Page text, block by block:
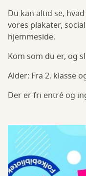
Du kan altid se,
vores plakater,
hjemmeside.
Kom som du er, og
Alder: Fra 2. klasse
Der er fri entré og